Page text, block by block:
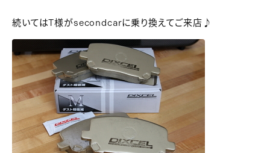
続いてはT様がsecondcarに乗り換えてご来店♪